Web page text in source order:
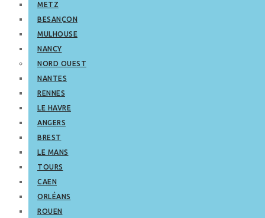
METZ
BESANÇON
MULHOUSE
NANCY
NORD OUEST
NANTES
RENNES
LE HAVRE
ANGERS
BREST
LE MANS
TOURS
CAEN
ORLÉANS
ROUEN